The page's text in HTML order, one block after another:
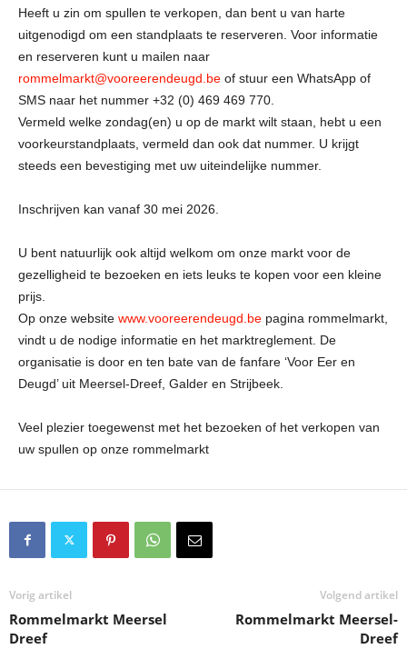
Heeft u zin om spullen te verkopen, dan bent u van harte
uitgenodigd om een standplaats te reserveren. Voor informatie
en reserveren kunt u mailen naar
rommelmarkt@vooreerendeugd.be of stuur een WhatsApp of
SMS naar het nummer +32 (0) 469 469 770.
Vermeld welke zondag(en) u op de markt wilt staan, hebt u een
voorkeurstandplaats, vermeld dan ook dat nummer. U krijgt
steeds een bevestiging met uw uiteindelijke nummer.
Inschrijven kan vanaf 30 mei 2026.
U bent natuurlijk ook altijd welkom om onze markt voor de
gezelligheid te bezoeken en iets leuks te kopen voor een kleine
prijs.
Op onze website www.vooreerendeugd.be pagina rommelmarkt,
vindt u de nodige informatie en het marktreglement. De
organisatie is door en ten bate van de fanfare ‘Voor Eer en
Deugd’ uit Meersel-Dreef, Galder en Strijbeek.
Veel plezier toegewenst met het bezoeken of het verkopen van
uw spullen op onze rommelmarkt
Vorig artikel
Rommelmarkt Meersel
Dreef
Volgend artikel
Rommelmarkt Meersel-
Dreef